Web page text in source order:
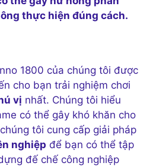
thực hiện đúng cách.
1800 của chúng tôi được
cho bạn trải nghiệm chơi
vị nhất. Chúng tôi hiểu
có thể gây khó khăn cho
tôi cung cấp giải pháp
nghiệp để bạn có thể tập
đế chế công nghiệp